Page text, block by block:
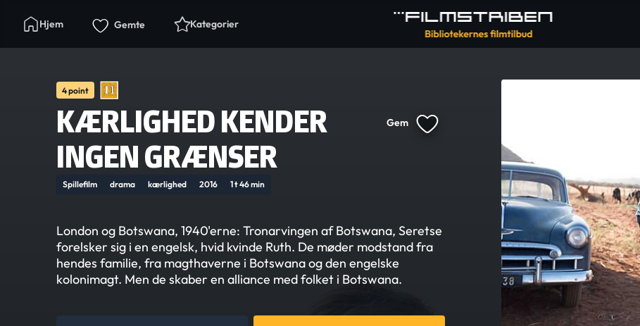
Hjem Gemte Kategorier
4 point
KÆRLIGHED KENDER
INGEN GRÆNSER
Gem
Spillefilm drama kærlighed 2016 1 t 46 min
London og Botswana, 1940'erne: Tronarvingen af Botswana, Seretse
forelsker sig i en engelsk, hvid kvinde Ruth. De møder modstand fra
hendes familie, fra magthaverne i Botswana og den engelske
kolonimagt. Men de skaber en alliance med folket i Botswana.